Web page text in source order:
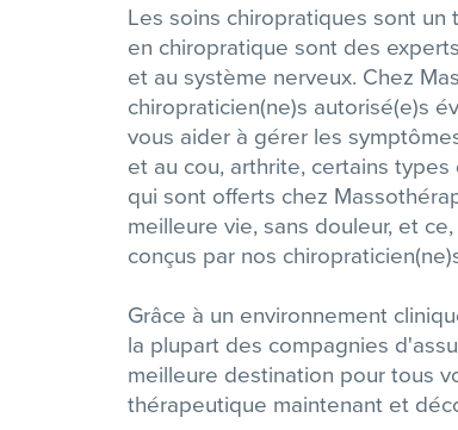
Les soins chiropratiques sont
en chiropratique sont des
et au système nerveux. Chez
chiropraticien(ne)s autorisé(e)s
vous aider à gérer les
et au cou, arthrite, certains
qui sont offerts chez
meilleure vie, sans douleur, et
conçus par nos
Grâce à un environnement
la plupart des compagnies
meilleure destination pour tous
thérapeutique maintenant et